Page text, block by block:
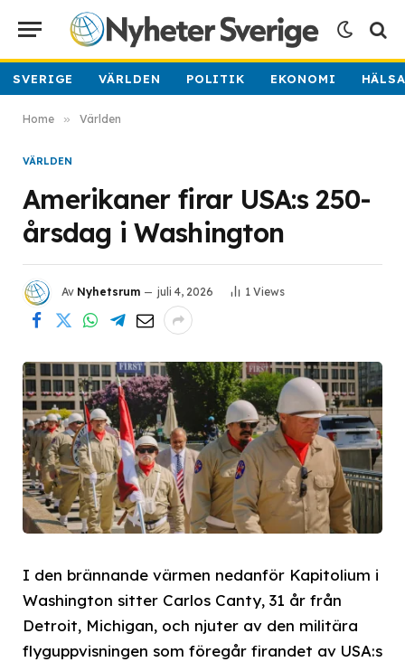
SVERIGE VÄRLDEN POLITIK EKONOMI
Home » Världen
VÄRLDEN
Amerikaner firar USA:s 250-
årsdag i Washington
Av Nyhetsrum juli 4, 2026 1 Views
I den brännande värmen nedanför Kapitolium i
Washington sitter Carlos Canty, 31 år från
Detroit, Michigan, och njuter av den militära
flyguppvisningen som föregår firandet av USA:s